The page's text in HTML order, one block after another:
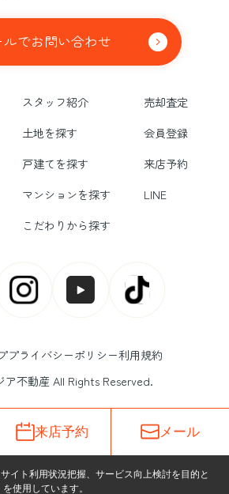
ルでお問い合わせ
スタッフ紹介
売却査定
土地を探す
会員登録
戸建てを探す
来店予約
マンションを探す
LINE
こだわりから探す
プライバシーポリシー利用規約
不動産 All Rights Reserved.
来店予約 メール
イト利用状況把握、サービス向上検討を目的と
使用しています。